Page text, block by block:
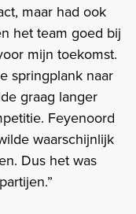
maar had ook
het team goed bij
mijn toekomst.
springplank naar
graag langer
Feyenoord
waarschijnlijk
Dus het was